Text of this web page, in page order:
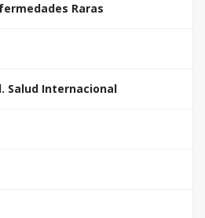
Raras
Salud Internacional